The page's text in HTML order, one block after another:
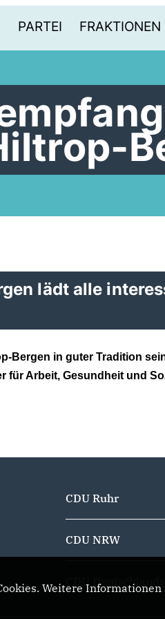
PARTEI FRAKTIONEN
lädt alle
Bergen in guter Tradition
für Arbeit, Gesundheit und
CDU Ruhr
CDU NRW
CDU Deutschlands
Weitere